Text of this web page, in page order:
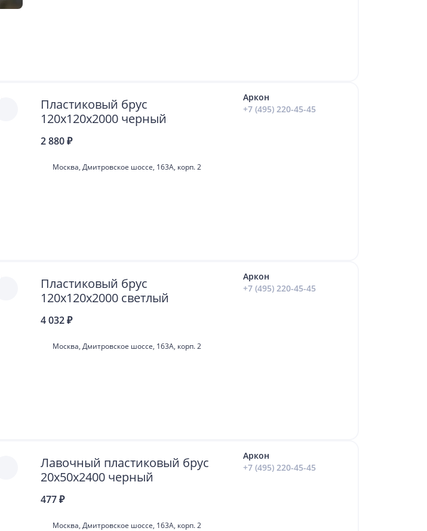
Пластиковый брус
120х120х2000 черный
2 880 ₽
Москва, Дмитровское шоссе, 163А, корп. 2
Аркон
+7 (495) 220-45-45
Пластиковый брус
120х120х2000 светлый
4 032 ₽
Москва, Дмитровское шоссе, 163А, корп. 2
Аркон
+7 (495) 220-45-45
Лавочный пластиковый брус
20х50х2400 черный
477 ₽
Москва, Дмитровское шоссе, 163А, корп. 2
Аркон
+7 (495) 220-45-45